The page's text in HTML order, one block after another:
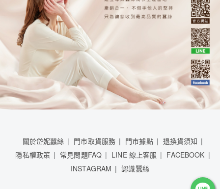
關於岱妮蠶絲 門市取貨服務 門市據點
退換貨須知
隱私權政策
常見問題FAQ LINE 線上客服
FACEBOOK
INSTAGRAM
認識蠶絲